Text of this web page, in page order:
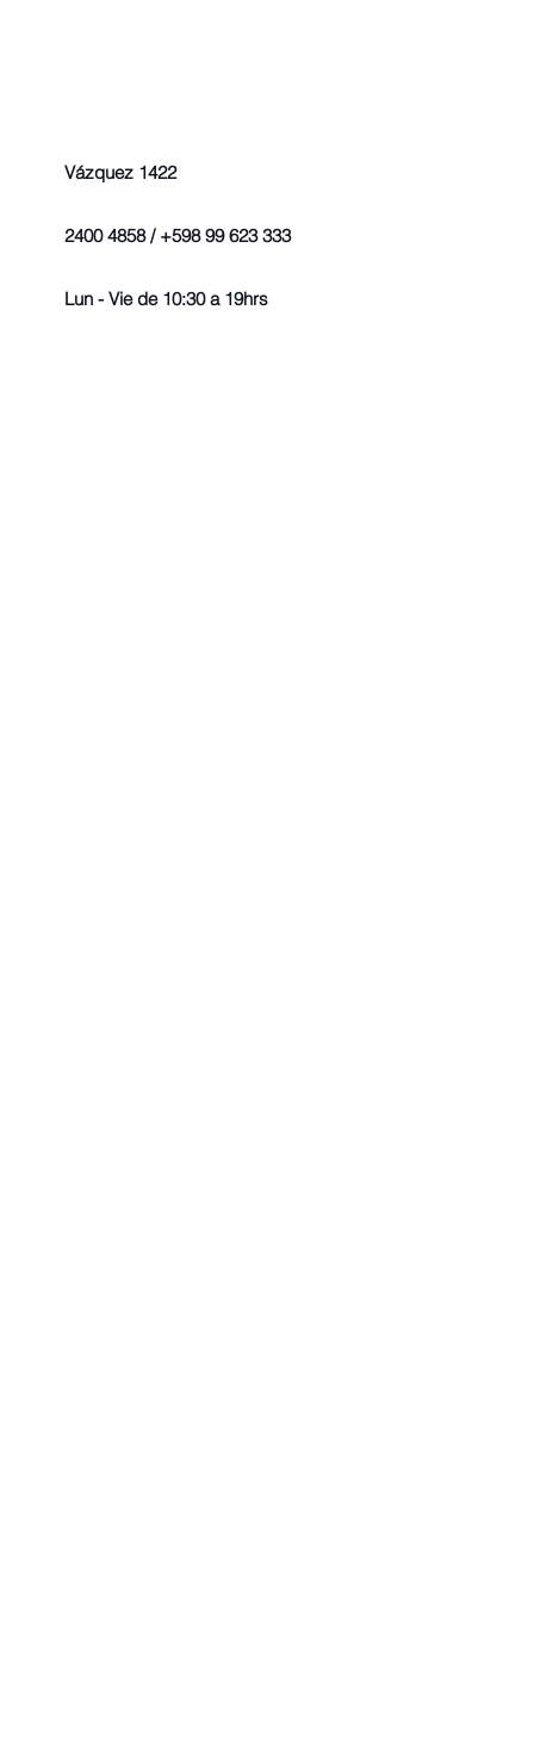
Vázquez 1422
2400 4858 / +598 99 623 333
Lun - Vie de 10:30 a 19hrs